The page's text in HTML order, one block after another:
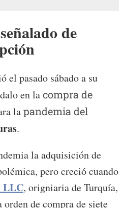
de
el pasado sábado a su
en lacompra de
lapandemia del
.
la adquisición de
pero creció cuando
LLC, origniaria de Turquía,
de compra de siete